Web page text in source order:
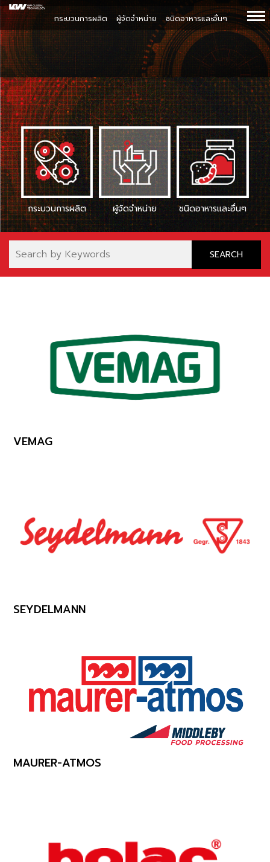
กระบวนการผลิต ผู้จัดจำหน่าย ชนิดอาหารและอื่นๆ
กระบวนการผลิต ผู้จัดจำหน่าย ชนิดอาหารและอื่นๆ
VEMAG
SEYDELMANN
MAURER-ATMOS